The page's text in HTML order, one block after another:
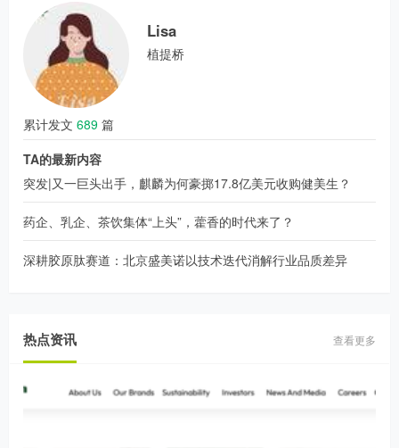
Lisa
植提桥
累计发文 689 篇
TA的最新内容
突发|又一巨头出手，麒麟为何豪掷17.8亿美元收购健美生？
药企、乳企、茶饮集体“上头”，藿香的时代来了？
深耕胶原肽赛道：北京盛美诺以技术迭代消解行业品质差异
热点资讯 查看更多